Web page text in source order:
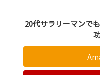
20代サラリーマンで